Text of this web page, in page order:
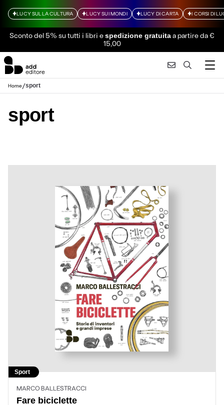
LUCY SULLA CULTURA LUCY SUI MONDI LUCY DI CARTA I CORSI DI
Sconto del 5% su tutti i libri espedizione gratuitaa partire da €
15,00
Home/sport
sport
Sport
MARCO BALLESTRACCI
Fare biciclette